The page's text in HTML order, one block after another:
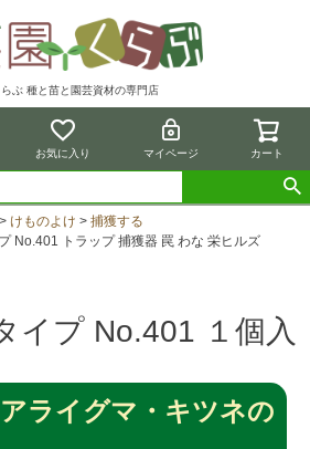
ぶ 種と苗と園芸資材の専門店
お気に入り マイページ カート
けものよけ
捕獲する
No.401 トラップ 捕獲器 罠 わな 栄ヒルズ
イプ No.401 １個入
ライグマ・キツネの